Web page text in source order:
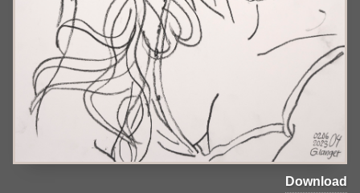
Download